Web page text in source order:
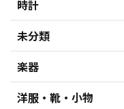
時計
未分類
楽器
洋服・靴・小物